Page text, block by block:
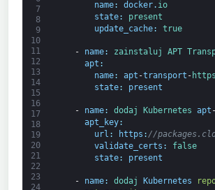
7
8
9
10
11
12
13
14
15
16
17
18
19
20
21
22
23
24
name: docker. io
state:
present
update_cache: true
- name: zainstaluj APT
apt :
name: apt -transport - https
state: present
- name: dodaj Kubernetes apt -
apt_key:
url : https : //
validate_certs :
false
state: present
- name: dodaj Kubernetes